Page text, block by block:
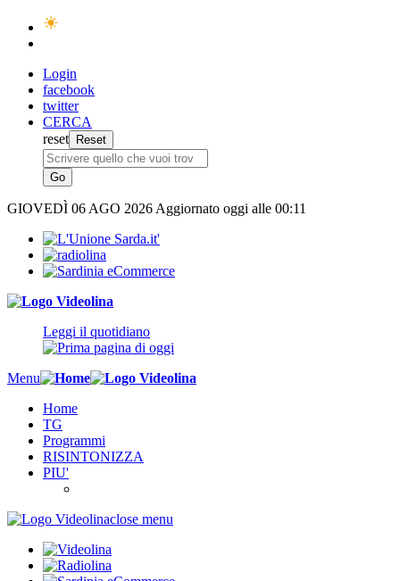
Login
facebook
twitter
CERCA
reset
GIOVEDÌ 06 AGO 2026 Aggiornato oggi alle 00:11
Leggi il quotidiano
Menu
Home
TG
Programmi
RISINTONIZZA
PIU'
close menu